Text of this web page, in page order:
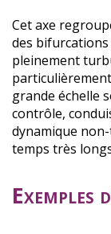
Cet axe
des bifurcations
pleinement
grande échelle
contrôle,
dynamique
temps très
Exemples